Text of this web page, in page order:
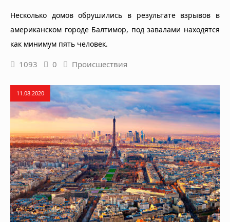
Несколько домов обрушились в результате взрывов в
американском городе Балтимор, под завалами находятся
как минимум пять человек.
1093 0 Происшествия
11.08.2020